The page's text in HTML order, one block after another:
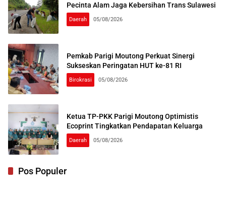
Pecinta Alam Jaga Kebersihan Trans Sulawesi
Daerah 05/08/2026
Pemkab Parigi Moutong Perkuat Sinergi
Sukseskan Peringatan HUT ke-81 RI
Birokrasi 05/08/2026
Ketua TP-PKK Parigi Moutong Optimistis
Ecoprint Tingkatkan Pendapatan Keluarga
Daerah 05/08/2026
Pos Populer